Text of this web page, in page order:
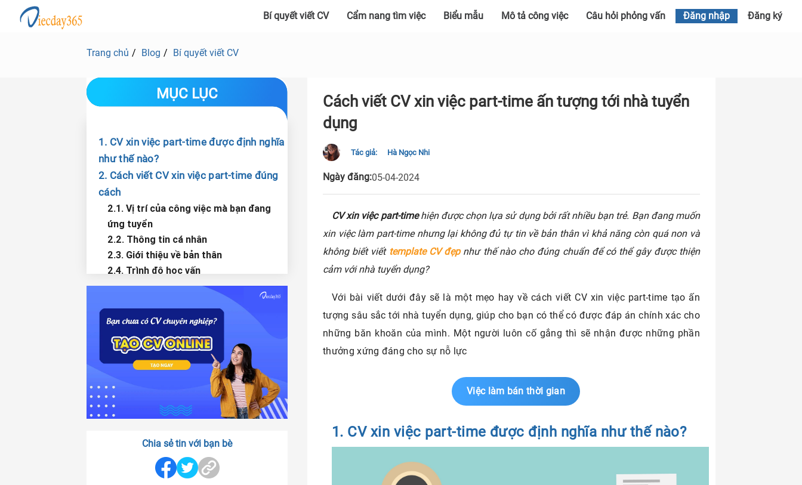
Bí quyết viết CV Cẩm nang tìm việc Biểu mẫu Mô tả công việc Câu hỏi phỏng vấn Đăng nhập Đăng ký
Trang chủ Blog Bí quyết viết CV
Cách viết CV xin việc part-time ấn tượng tới nhà tuyển
dụng
Tác giả: Hà Ngọc Nhi
Ngày đăng:05-04-2024
CV xin việc part-timehiện được chọn lựa sử dụng bởi rất nhiều bạn trẻ. Bạn đang muốn
xin việc làm part-time nhưng lại không đủ tự tin về bản thân vì khả năng còn quá non và
không biết viết template CV đẹpnhư thế nào cho đúng chuẩn để có thể gây được thiện
cảm với nhà tuyển dụng?
MỤC LỤC
1. CV xin việc part-time được định nghĩa
như thế nào?
2. Cách viết CV xin việc part-time đúng
cách
2.1. Vị trí của công việc mà bạn đang
ứng tuyển
2.2. Thông tin cá nhân
2.3. Giới thiệu về bản thân
2.4. Trình độ học vấn
2.5. Kinh nghiệm làm việc
2.7. Kỹ năng làm việc
2.9. Thông tin tham khảo
3. Lưu ý để có một CV xin việc part-time
tạo ấn tượng sâu sắc với nhà tuyển dụng
3.1. Về form
3.2. Về nội dung
Chia sẻ tin với bạn bè
Với bài viết dưới đây sẽ là một mẹo hay về cách viết CV xin việc part-time tạo ấn
tượng sâu sắc tới nhà tuyển dụng, giúp cho bạn có thể có được đáp án chính xác cho
những băn khoăn của mình. Một người luôn cố gắng thì sẽ nhận được những phần
thưởng xứng đáng cho sự nỗ lực
Việc làm bán thời gian
1. CV xin việc part-time được định nghĩa như thế nào?